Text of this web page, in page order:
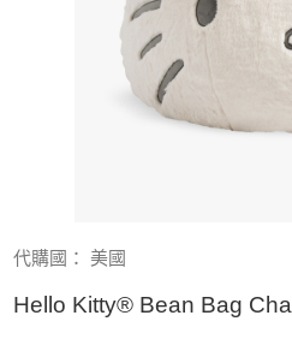
代購國： 美國
Hello Kitty® Bean Bag